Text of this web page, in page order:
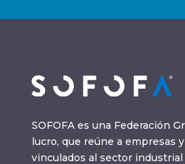
SOFOFA es una Federación
lucro, que reúne a empresas
vinculados al sector